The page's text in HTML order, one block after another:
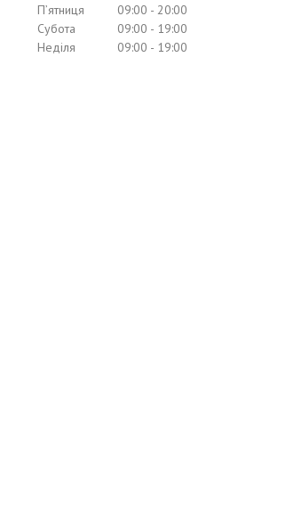
Пʼятниця
09:00
20:00
Субота
09:00
19:00
Неділя
09:00 19:00